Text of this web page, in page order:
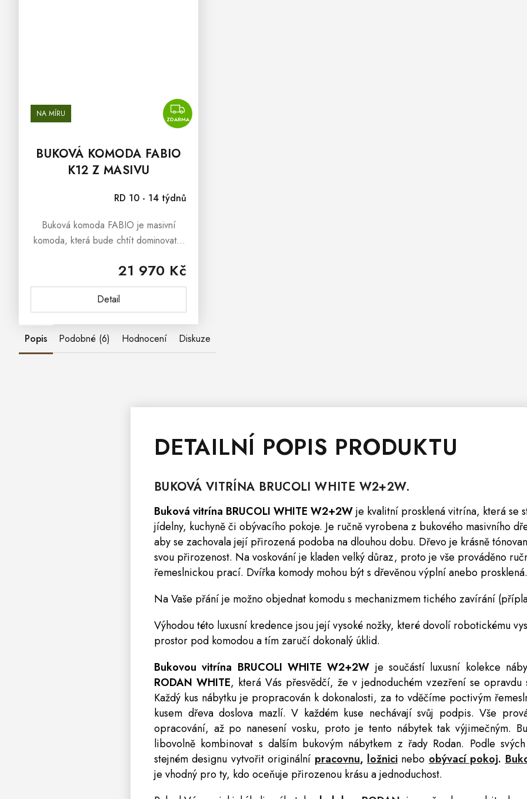
NA MÍRU ZDARMA
ZDARMA
BUKOVÁ KOMODA FABIO
K12 Z MASIVU
RD 10 - 14 týdnů
21 970 Kč
Detail
Buková komoda FABIO je masivní
komoda, která bude chtít dominovat a
domov. Kombinovaná komoda FABIO
je zrozená z bukového...
Popis Podobné (6) Hodnocení Diskuze
DETAILNÍ POPIS PRODUKTU
BUKOVÁ VITRÍNA BRUCOLI WHITE W2+2W.
Buková vitrína BRUCOLI WHITE W2+2Wje kvalitní prosklená vitrína, která se
jídelny, kuchyně či obývacího pokoje. Je ručně vyrobena z bukového masivního
aby se zachovala její přirozená podoba na dlouhou dobu. Dřevo je krásně
svou přirozenost. Na voskování je kladen velký důraz, proto je vše prováděno
řemeslnickou prací. Dvířka komody mohou být s dřevěnou výplní anebo prosklená.
Na Vaše přání je možno objednat komodu s mechanizmem tichého zavírání
Výhodou této luxusní kredence jsou její vysoké nožky, které dovolí robotickému
prostor pod komodou a tím zaručí dokonalý úklid.
Bukovou vitrína BRUCOLI WHITE W2+2W je součástí luxusní kolekce
RODAN WHITE, která Vás přesvědčí, že v jednoduchém vzezření se opravdu
Každý kus nábytku je propracován k dokonalosti, za to vděčíme poctivým
kusem dřeva doslova mazlí. V každém kuse nechávají svůj podpis. Vše
opracování, až po nanesení vosku, proto je tento nábytek tak výjimečným.
libovolně kombinovat s dalším bukovým nábytkem z řady Rodan. Podle
stejném designu vytvořit originální pracovnu, ložnici nebo obývací pokoj.
je vhodný pro ty, kdo oceňuje přirozenou krásu a jednoduchost.